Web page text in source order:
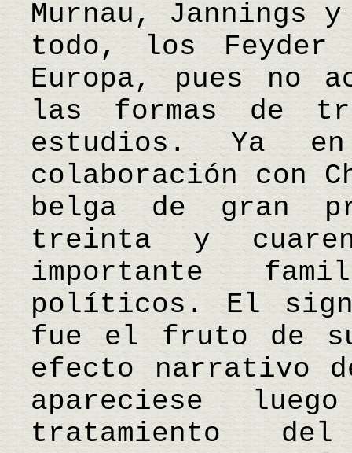
Murnau, Jannings
todo, los Feyder
Europa, pues no
las formas de
estudios. Ya
colaboración con
belga de gran
treinta y
importante
políticos. El
fue el fruto de
efecto narrativo
apareciese
tratamiento